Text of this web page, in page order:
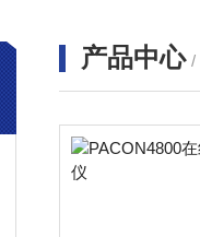
产品中心 /